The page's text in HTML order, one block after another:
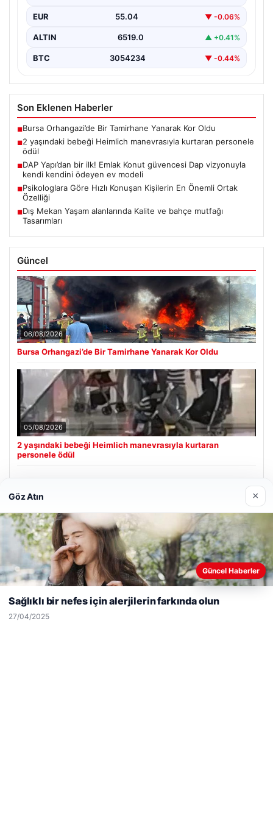
Sabiha…
EUR 55.04 ▼ -0.06%
ALTIN 6519.0 ▲ +0.41%
BTC 3054234 ▼ -0.44%
Son Eklenen Haberler
■Bursa Orhangazi’de Bir Tamirhane Yanarak Kor Oldu
■2 yaşındaki bebeği Heimlich manevrasıyla kurtaran personele
ödül
■DAP Yapı’dan bir ilk! Emlak Konut güvencesi Dap vizyonuyla
kendi kendini ödeyen ev modeli
■Psikologlara Göre Hızlı Konuşan Kişilerin En Önemli Ortak
Özelliği
■Dış Mekan Yaşam alanlarında Kalite ve bahçe mutfağı
Tasarımları
Güncel
06/08/2026
Bursa Orhangazi’de Bir Tamirhane Yanarak Kor Oldu
05/08/2026
2 yaşındaki bebeği Heimlich manevrasıyla kurtaran
personele ödül
Son Eklenen Firmalar
Web sitemizi nasıl kullandığınızı daha iyi anlayabilmek,
deneyiminizi kişiselleştirmek ve geliştirmek amacıyla çerezler
Reddet Kabul Et
Göz Atın ×
Güncel Haberler
Sağlıklı bir nefes için alerjilerin farkında olun
27/04/2025